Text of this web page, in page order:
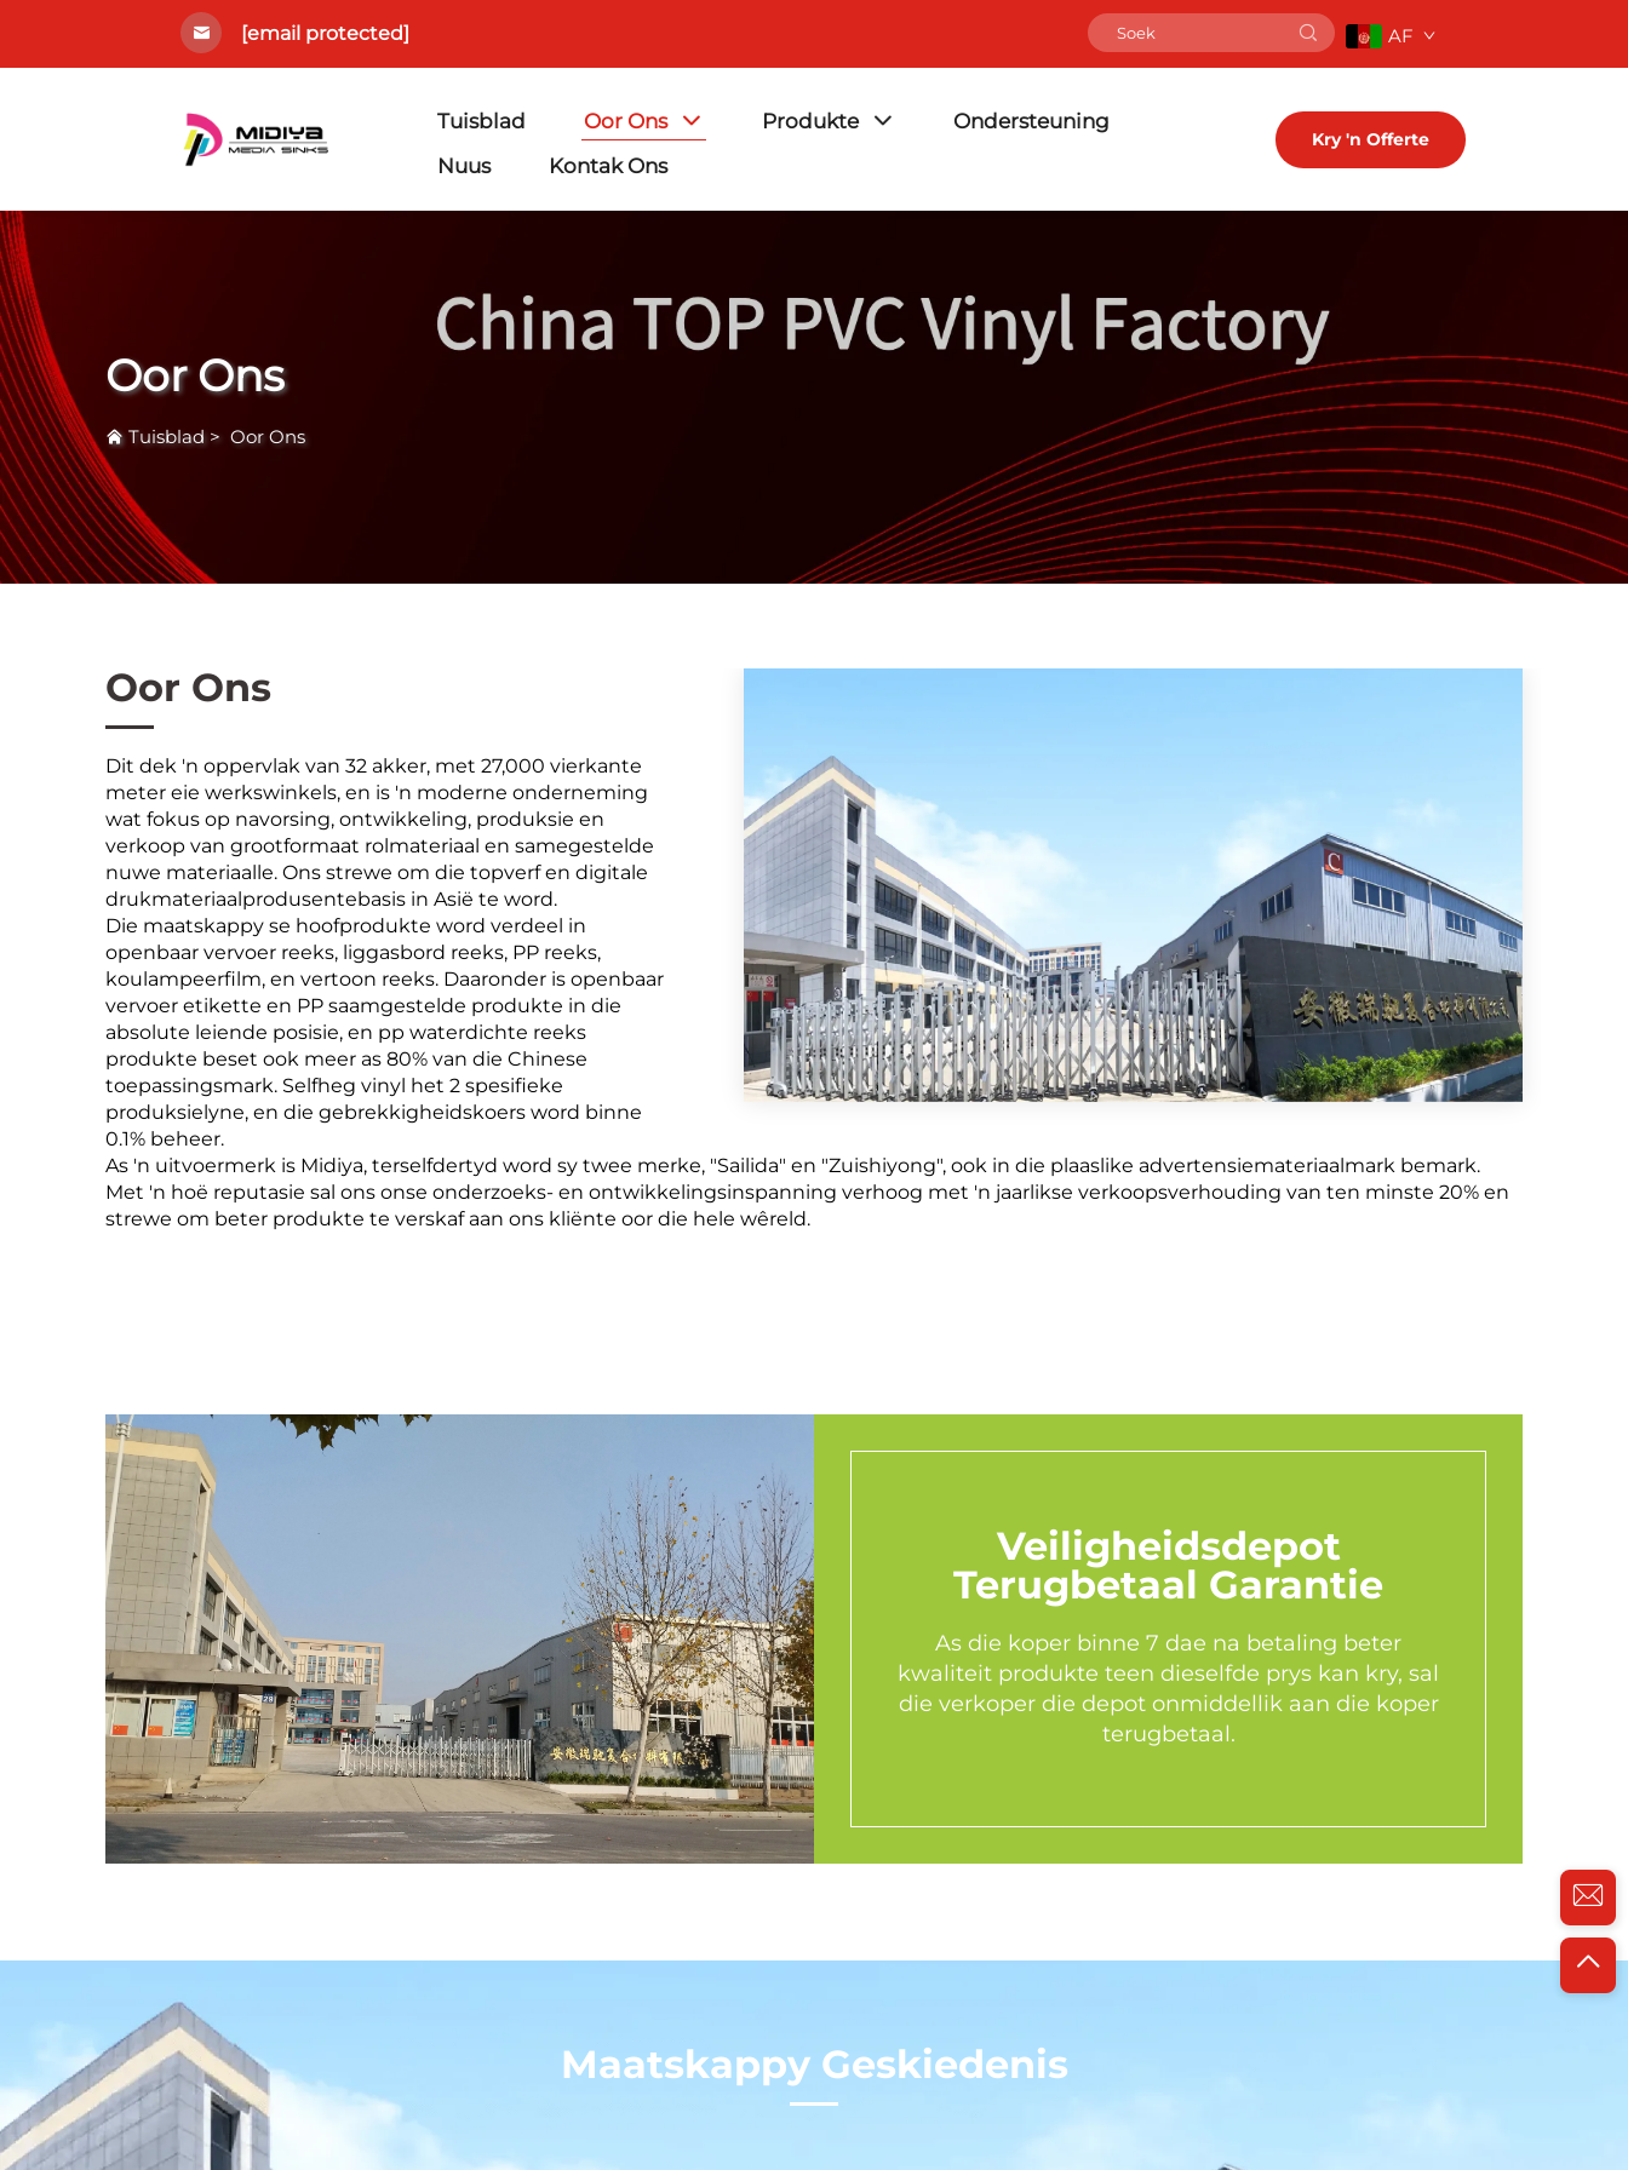
[email protected] AF
Tuisblad Oor Ons Produkte
Ondersteuning
Nuus
Kontak Ons
Kry 'n Offerte
Oor Ons
Tuisblad> Oor Ons
Oor Ons
Dit dek 'n oppervlak van 32 akker, met 27,000 vierkante
meter eie werkswinkels, en is 'n moderne onderneming
wat fokus op navorsing, ontwikkeling, produksie en
verkoop van grootformaat rolmateriaal en samegestelde
nuwe materiaalle. Ons strewe om die topverf en digitale
drukmateriaalprodusentebasis in Asië te word.
Die maatskappy se hoofprodukte word verdeel in
openbaar vervoer reeks, liggasbord reeks, PP reeks,
koulampeerfilm, en vertoon reeks. Daaronder is openbaar
vervoer etikette en PP saamgestelde produkte in die
absolute leiende posisie, en pp waterdichte reeks
produkte beset ook meer as 80% van die Chinese
toepassingsmark. Selfheg vinyl het 2 spesifieke
produksielyne, en die gebrekkigheidskoers word binne
0.1% beheer.
As 'n uitvoermerk is Midiya, terselfdertyd word sy twee merke, "Sailida" en "Zuishiyong", ook in die plaaslike advertensiemateriaalmark bemark.
Met 'n hoë reputasie sal ons onse onderzoeks- en ontwikkelingsinspanning verhoog met 'n jaarlikse verkoopsverhouding van ten minste 20% en
strewe om beter produkte te verskaf aan ons kliënte oor die hele wêreld.
Veiligheidsdepot
Terugbetaal Garantie
As die koper binne 7 dae na betaling beter
kwaliteit produkte teen dieselfde prys kan kry, sal
die verkoper die depot onmiddellik aan die koper
terugbetaal.
Maatskappy Geskiedenis